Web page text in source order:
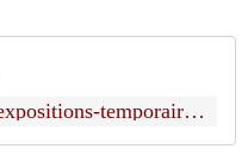
https://fondationbodmer.ch/expositions-temporaires/